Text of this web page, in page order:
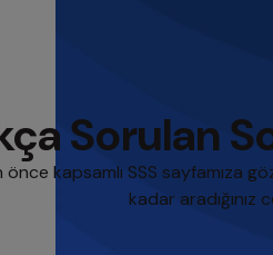
Sorulan
kapsamlı SSS sayfamıza
kadar aradığınız